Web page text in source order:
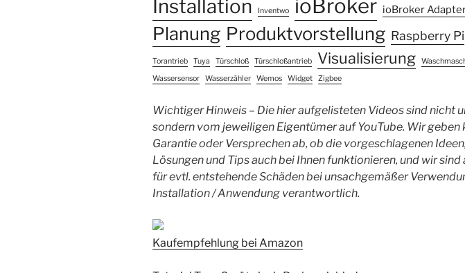
Installation Inventwo ioBroker ioBroker
Planung Produktvorstellung Raspberry Pi
Torantrieb Tuya Türschloß Türschloßantrieb Visualisierung
Wassersensor
Wasserzähler Wemos Widget Zigbee
Wichtiger Hinweis – Die hier aufgelisteten Videos sind nicht
sondern vom jeweiligen Eigentümer auf YouTube. Wir geben
Garantie oder Versprechen ab, ob die vorgeschlagenen Ideen,
Lösungen und Tips auch bei Ihnen funktionieren, und wir sind
für evtl. entstehende Schäden bei unsachgemäßer
Installation / Anwendung verantwortlich.
Kaufempfehlung bei Amazon